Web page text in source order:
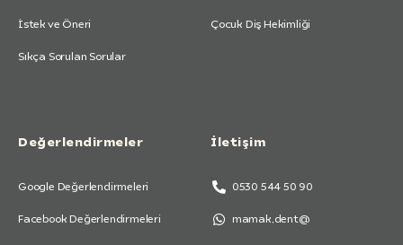
İstek ve Öneri
Sıkça Sorulan Sorular
Çocuk Diş Hekimliği
Değerlendirmeler
Google Değerlendirmeleri
Facebook Değerlendirmeleri
İletişim
0530 544 50 90
mamak.dent@